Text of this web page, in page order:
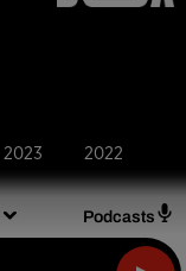
Podcasts
2023 2022